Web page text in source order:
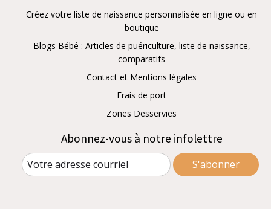
Créez votre liste de naissance personnalisée en ligne ou en
boutique
Blogs Bébé : Articles de puériculture, liste de naissance,
comparatifs
Contact et Mentions légales
Frais de port
Zones Desservies
Abonnez-vous à notre infolettre
S'abonner